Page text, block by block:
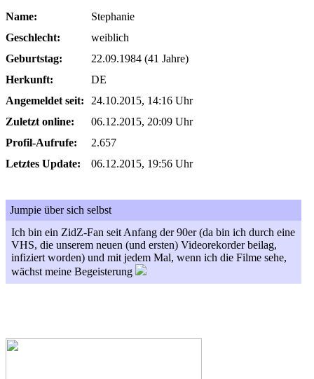
Name:
Stephanie
Geschlecht:
weiblich
Geburtstag:
22.09.1984 (41 Jahre)
Herkunft:
DE
Angemeldet seit:
24.10.2015, 14:16 Uhr
Zuletzt online:
06.12.2015, 20:09 Uhr
Profil-Aufrufe:
2.657
Letztes Update:
06.12.2015, 19:56 Uhr
Jumpie über sich selbst
Ich bin ein ZidZ-Fan seit Anfang der 90er (da bin ich durch eine
VHS, die unserem neuen (und ersten) Videorekorder beilag,
infiziert worden) und mit jedem Mal, wenn ich die Filme sehe,
wächst meine Begeisterung